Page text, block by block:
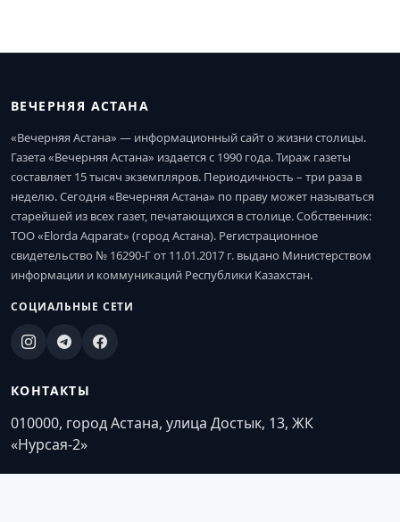
ВЕЧЕРНЯЯ АСТАНА
«Вечерняя Астана» — информационный сайт о жизни столицы.
Газета «Вечерняя Астана» издается с 1990 года. Тираж газеты
составляет 15 тысяч экземпляров. Периодичность – три раза в
неделю. Сегодня «Вечерняя Астана» по праву может называться
старейшей из всех газет, печатающихся в столице. Собственник:
ТОО «Elorda Aqparat» (город Астана). Регистрационное
свидетельство № 16290-Г от 11.01.2017 г. выдано Министерством
информации и коммуникаций Республики Казахстан.
СОЦИАЛЬНЫЕ СЕТИ
КОНТАКТЫ
010000, город Астана, улица Достык, 13, ЖК
«Нурсая-2»